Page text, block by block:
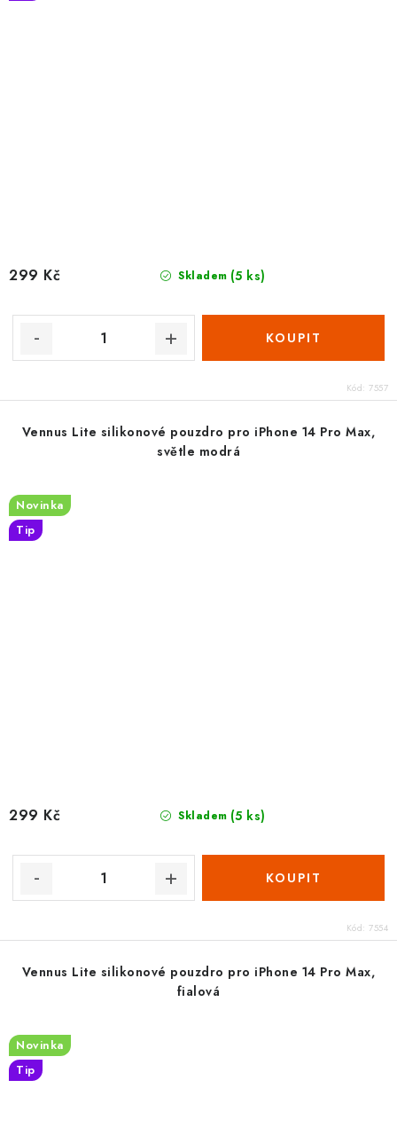
Skladem (5 ks)
299 Kč
Kód: 7557
Vennus Lite silikonové pouzdro pro iPhone 14 Pro Max,
světle modrá
Novinka
Tip
Skladem (5 ks)
299 Kč
Kód: 7554
Vennus Lite silikonové pouzdro pro iPhone 14 Pro Max,
fialová
Novinka
Tip